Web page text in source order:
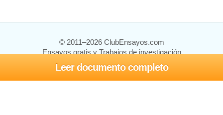
Leer documento completo
© 2011–2026 ClubEnsayos.com
Ensayos gratis y Trabajos de investigación